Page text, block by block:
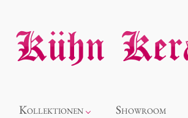
Kollektionen Showroom